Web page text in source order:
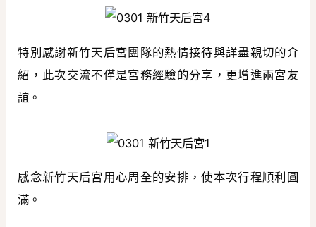
特別感謝新竹天后宮團隊的熱情接待與詳盡親切的介
紹，此次交流不僅是宮務經驗的分享，更增進兩宮友
誼。
感念新竹天后宮用心周全的安排，使本次行程順利圓
滿。